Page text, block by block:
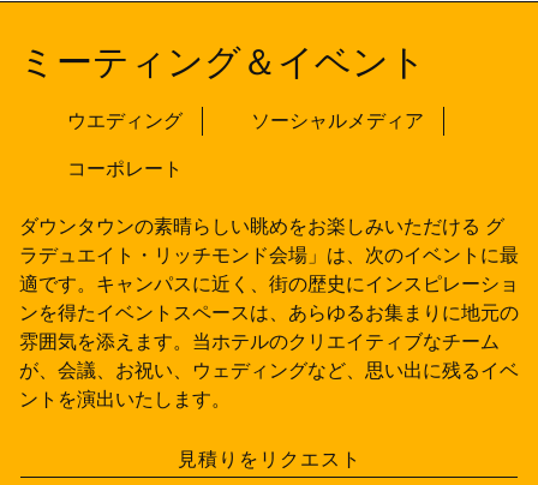
ミーティング＆イベント
ウエディング ソーシャルメディア
コーポレート
ダウンタウンの素晴らしい眺めをお楽しみいただける グ
ラデュエイト・リッチモンド会場」は、次のイベントに最
適です。キャンパスに近く、街の歴史にインスピレーショ
ンを得たイベントスペースは、あらゆるお集まりに地元の
雰囲気を添えます。当ホテルのクリエイティブなチーム
が、会議、お祝い、ウェディングなど、思い出に残るイベ
ントを演出いたします。
見積りをリクエスト